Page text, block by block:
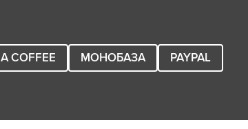
COFFEE МОНОБАЗА PAYPAL